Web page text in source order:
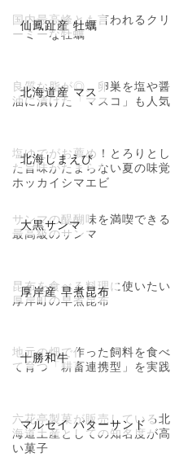
仙鳳趾産 牡蠣
国内最高峰とも言われるクリ
ーミーな牡蠣
北海道産 マス
良質な脂が◎。卵巣を塩や醤
油に漬けた「マスコ」も人気
北海しまえび
塩ゆでがお薦め！とろりとし
た旨味がたまらない夏の味覚
ホッカイシマエビ
大黒サンマ
サンマの醍醐味を満喫できる
最高級のサンマ
厚岸産 早煮昆布
昆布を食べる料理に使いたい
厚岸町の早煮昆布
十勝和牛
地元の畑で作った飼料を食べ
て育つ「耕畜連携型」を実践
マルセイ バターサンド
六花亭製菓が販売している北
海道土産としての知名度が高
い菓子